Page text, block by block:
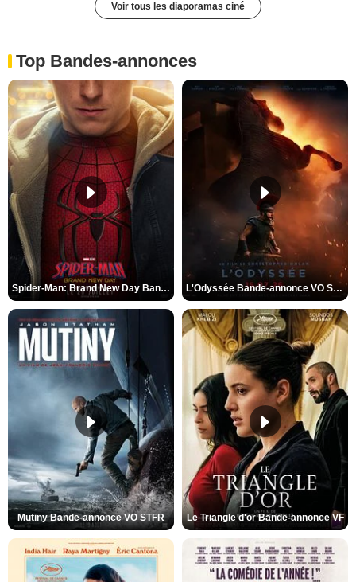
Voir tous les diaporamas ciné
Top Bandes-annonces
Spider-Man: Brand New Day Bande-annonce VO STFR L'Odyssée Bande-annonce VO STFR
Mutiny Bande-annonce VO STFR Le Triangle d'or Bande-annonce VF